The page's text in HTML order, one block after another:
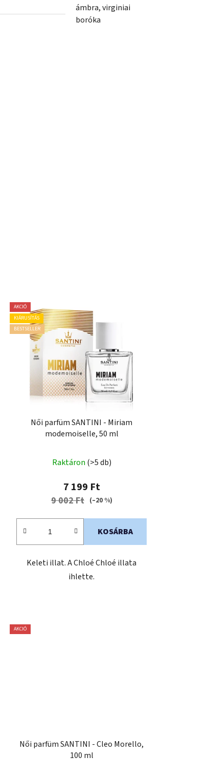
ámbra, virginiai
boróka
AKCIÓ
KIÁRUSÍTÁS
BESTSELLER
Női parfüm SANTINI - Miriam
modemoiselle, 50 ml
Raktáron (>5 db)
7 199 Ft
9 002 Ft (–20 %)
KOSÁRBA
Keleti illat. A Chloé Chloé illata
ihlette.
AKCIÓ
Női parfüm SANTINI - Cleo Morello,
100 ml